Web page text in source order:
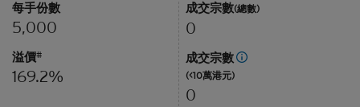
每手份數
5,000
溢價#
169.2%
成交宗數(總數)
0
成交宗數
(<10萬港元)
0